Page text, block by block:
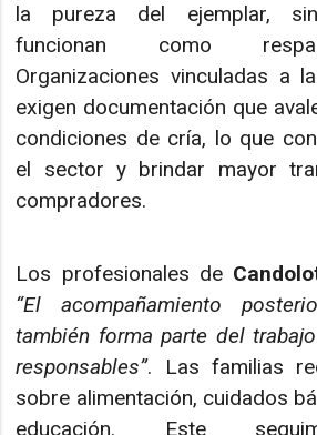
la pureza del ejemplar,
funcionan como
Organizaciones vinculadas a
exigen documentación que
condiciones de cría, lo que
el sector y brindar mayor
compradores.
Los profesionales de
“El acompañamiento
también forma parte del
responsables”. Las familias
sobre alimentación, cuidados
educación. Este